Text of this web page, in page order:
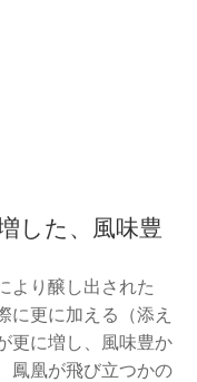
した、風味豊
より醸し出された
に更に加える（添え
更に増し、風味豊か
鳳凰が飛び立つかの